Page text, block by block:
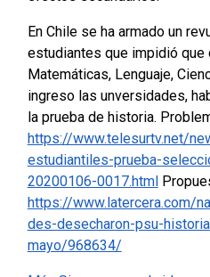
En Chile se ha armado un
estudiantes que impidió que
Matemáticas, Lenguaje,
ingreso las unversidades,
la prueba de historia.
https://www.telesurtv.net/
estudiantiles-prueba-
20200106-0017.html
https://www.latercera.com/
des-desecharon-psu-
mayo/968634/